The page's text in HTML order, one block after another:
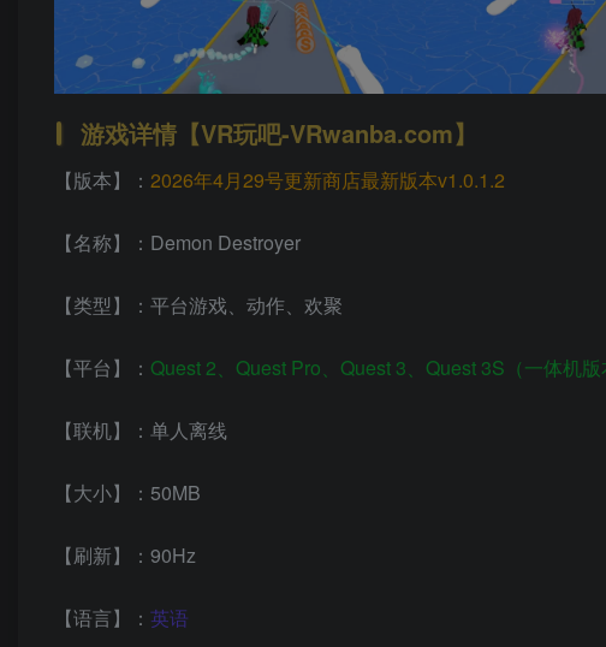
游戏详情【VR玩吧-VRwanba.com】
【版本】： 2026年4月29号更新商店最新版本v1.0.1.2
【名称】：Demon Destroyer
【类型】：平台游戏、动作、欢聚
【平台】： Quest 2、Quest Pro、Quest 3、Quest 3S（一体机版
【联机】：单人离线
【大小】：50MB
【刷新】：90Hz
【语言】： 英语